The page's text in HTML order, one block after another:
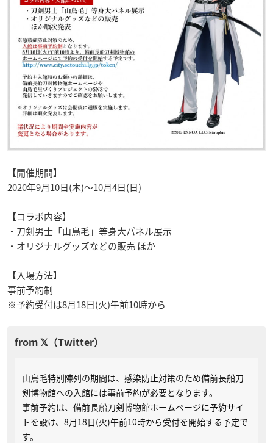
【開催期間】
2020年9月10日(木)～10月4日(日)
【コラボ内容】
・刀剣男士「山鳥毛」等身大パネル展示
・オリジナルグッズなどの販売 ほか
【入場方法】
事前予約制
※予約受付は8月18日(火)午前10時から
山鳥毛特別陳列の期間は、感染防止対策のため備前長船刀
剣博物館への入館には事前予約が必要となります。
事前予約は、備前長船刀剣博物館ホームページに予約サイ
トを設け、8月18日(火)午前10時から受付を開始する予定で
す。